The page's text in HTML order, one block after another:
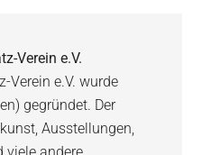
Verein e.V.
Verein e.V. wurde
gegründet. Der
Ausstellungen,